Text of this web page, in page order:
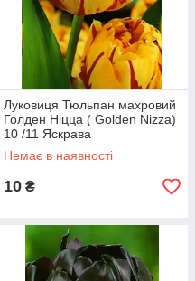
Луковиця Тюльпан махровий
Голден Ніцца ( Golden Nizza)
10 /11 Яскрава
Немає в наявності
10 ₴